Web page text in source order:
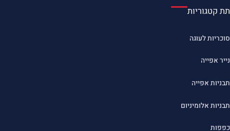
תת קטגוריות
סוכריות לעוגה
נייר אפייה
תבניות אפייה
תבניות אלומיניום
כפפות